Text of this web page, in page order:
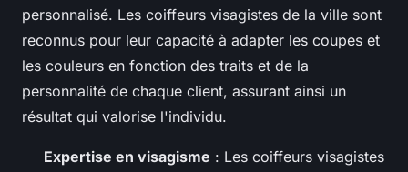
personnalisé. Les coiffeurs visagistes de la ville sont
reconnus pour leur capacité à adapter les coupes et
les couleurs en fonction des traits et de la
personnalité de chaque client, assurant ainsi un
résultat qui valorise l'individu.
Expertise en visagisme : Les coiffeurs visagistes